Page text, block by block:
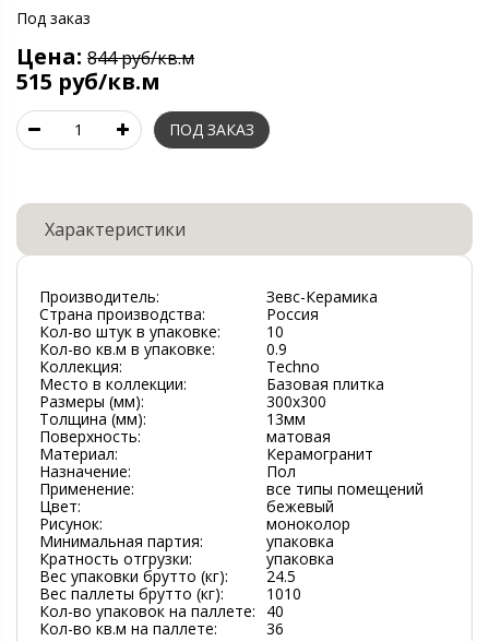
Под заказ
Цена: 844 руб/кв.м
515 руб/кв.м
Характеристики
Производитель:
Зевс-Керамика
Страна производства:
Россия
Кол-во штук в упаковке:
10
Кол-во кв.м в упаковке:
0.9
Коллекция:
Techno
Место в коллекции:
Базовая плитка
Размеры (мм):
300х300
Толщина (мм):
13мм
Поверхность:
матовая
Материал:
Керамогранит
Назначение:
Пол
Применение:
все типы помещений
Цвет:
бежевый
Рисунок:
моноколор
Минимальная партия:
упаковка
Кратность отгрузки:
упаковка
Вес упаковки брутто (кг):
24.5
Вес паллеты брутто (кг):
1010
Кол-во упаковок на паллете:
40
Кол-во кв.м на паллете:
36